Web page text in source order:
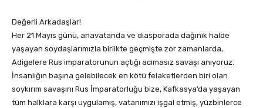
Değerli Arkadaşlar!
Her 21 Mayıs günü, anavatanda ve diasporada dağınık halde
yaşayan soydaşlarımızla birlikte geçmişte zor zamanlarda,
Adigelere Rus imparatorunun açtığı acımasız savaşı anıyoruz.
İnsanlığın başına gelebilecek en kötü felaketlerden biri olan
soykırım savaşını Rus İmparatorluğu bize, Kafkasya’da yaşayan
tüm halklara karşı uygulamış, vatanımızı işgal etmiş, yüzbinlerce